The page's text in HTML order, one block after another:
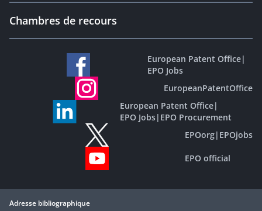
Chambres de recours
European Patent Office|
EPO Jobs
EuropeanPatentOffice
European Patent Office|
EPO Jobs| EPO Procurement
EPOorg| EPOjobs
EPO official
Adresse bibliographique